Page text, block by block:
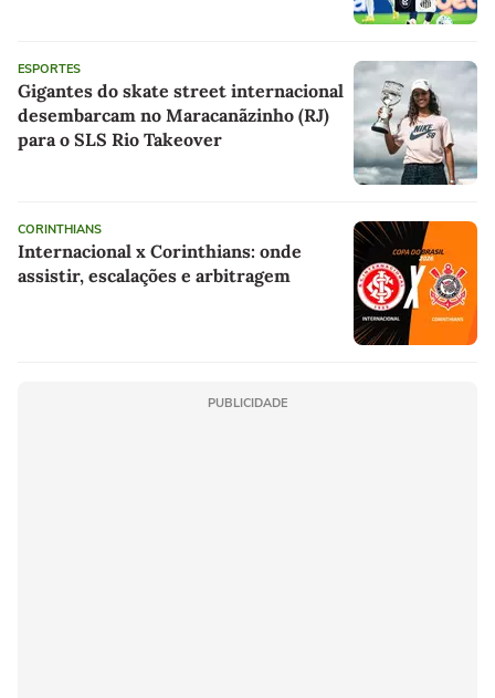
ESPORTES
Gigantes do skate street internacional
desembarcam no Maracanãzinho (RJ)
para o SLS Rio Takeover
CORINTHIANS
Internacional x Corinthians: onde
assistir, escalações e arbitragem
PUBLICIDADE